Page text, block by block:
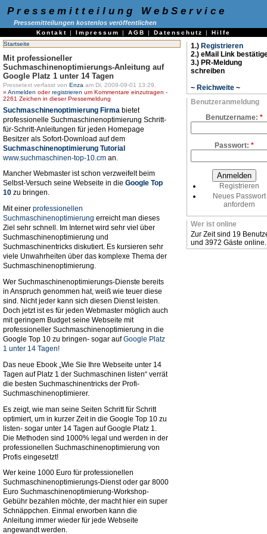
Pressemitteilung WebService
Pressemitteilungen kostenlos veröffentlichen
Kontakt | Impressum | AGB | Datenschutz | Hilfe
Startseite
Mit professioneller
Suchmaschinenoptimierungs-Anleitung auf
Google Platz 1 unter 14 Tagen
Pressetext verfasst von Enza am Di, 2009-09-01 13:29.
» Anmelden oderregistrieren um Kommentare einzutragen -
2261 Zeichen in dieser Pressemeldung
Suchmaschinenoptimierung Firma bietet
professionelle Suchmaschinenoptimierung Schritt-
für-Schritt-Anleitungen für jeden Homepage
Besitzer als Sofort-Download auf dem
Suchmaschinenoptimierung Tutorial
www.suchmaschinen-top-10.cm an.
Mancher Webmaster ist schon verzweifelt beim
Selbst-Versuch seine Webseite in die Google Top
10 zu bringen.
Mit einer professionellen
Suchmaschinenoptimierung erreicht man dieses
Ziel sehr schnell. Im Internet wird sehr viel über
Suchmaschinenoptimierung und
Suchmaschinentricks diskutiert. Es kursieren sehr
viele Unwahrheiten über das komplexe Thema der
Suchmaschinenoptimierung.
Wer Suchmaschinenoptimierungs-Dienste bereits
in Anspruch genommen hat, weiß wie teuer diese
sind. Nicht jeder kann sich diesen Dienst leisten.
Doch jetzt ist es für jeden Webmaster möglich auch
mit geringem Budget seine Webseite mit
professioneller Suchmaschinenoptimierung in die
Google Top 10 zu bringen- sogar aufGoogle Platz
1 unter 14 Tagen!
Das neue Ebook „Wie Sie Ihre Webseite unter 14
Tagen auf Platz 1 der Suchmaschinen listen“ verrät
die besten Suchmaschinentricks der Profi-
Suchmaschinenoptimierer.
Es zeigt, wie man seine Seiten Schritt für Schritt
optimiert, um in kurzer Zeit in die Google Top 10 zu
listen- sogar unter 14 Tagen auf Google Platz 1.
Die Methoden sind 1000% legal und werden in der
professionellen Suchmaschinenoptimierung von
Profis eingesetzt!
Wer keine 1000 Euro für professionellen
Suchmaschinenoptimierungs-Dienst oder gar 8000
Euro Suchmaschinenoptimierung-Workshop-
Gebühr bezahlen möchte, der macht hier ein super
Schnäppchen. Einmal erworben kann die
Anleitung immer wieder für jede Webseite
angewandt werden.
1.) Registrieren
2.) eMail Link
3.) PR-Meldung
schreiben
~ Reichweite ~
Benutzeranmeldung
Benutzername: *
Passwort: *
Registrieren
Neues Passwort
anfordern
Wer ist online
Zur Zeit sind 19
und 3972 Gäste online.